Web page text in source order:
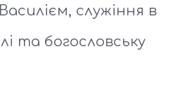
служіння в
та богословську